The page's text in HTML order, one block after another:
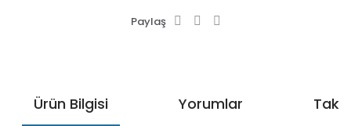
Paylaş
Ürün Bilgisi Yorumlar